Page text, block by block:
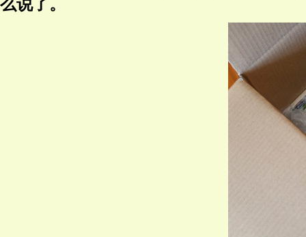
么说了。